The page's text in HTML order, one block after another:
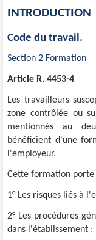
INTRODUCTION
Code du travail.
Section 2 Formation
Article R. 4453-4
Les travailleurs
zone contrôlée ou
mentionnés au
bénéficient d'une
l'employeur.
Cette formation porte
1° Les risques liés à
2° Les procédures
dans l'établissement ;